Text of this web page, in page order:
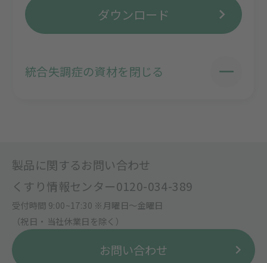
統合失調症の資材を閉じる
ダウンロード
製品に関するお問い合わせ
くすり情報センター0120-034-389
受付時間 9:00~17:30 ※月曜日〜金曜日
（祝日・当社休業日を除く）
お問い合わせ